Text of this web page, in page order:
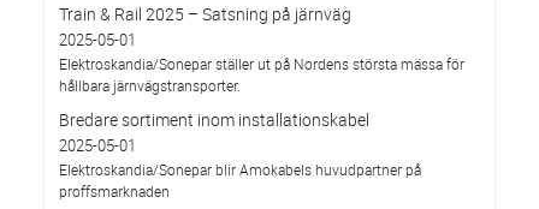
Train & Rail 2025 – Satsning på järnväg
2025-05-01
Elektroskandia/Sonepar ställer ut på Nordens största mässa för
hållbara järnvägstransporter.
Bredare sortiment inom installationskabel
2025-05-01
Elektroskandia/Sonepar blir Amokabels huvudpartner på
proffsmarknaden